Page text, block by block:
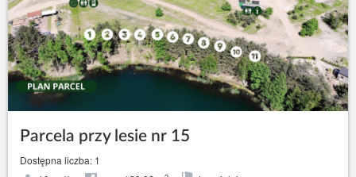
Parcela przy lesie nr 15
Dostępna liczba: 1